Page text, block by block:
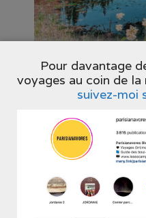
Itinéraires
Les 4 points d’intérêts
boucle que vous
comme dans l’autre.
débuter par les
Pour davantage
voyages au coin de
suivez-moi